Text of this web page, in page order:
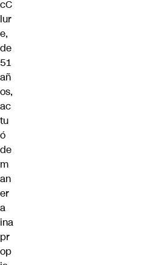
cC
lur
e,
de
51
añ
os,
ac
tu
ó
de
m
an
er
a
ina
pr
op